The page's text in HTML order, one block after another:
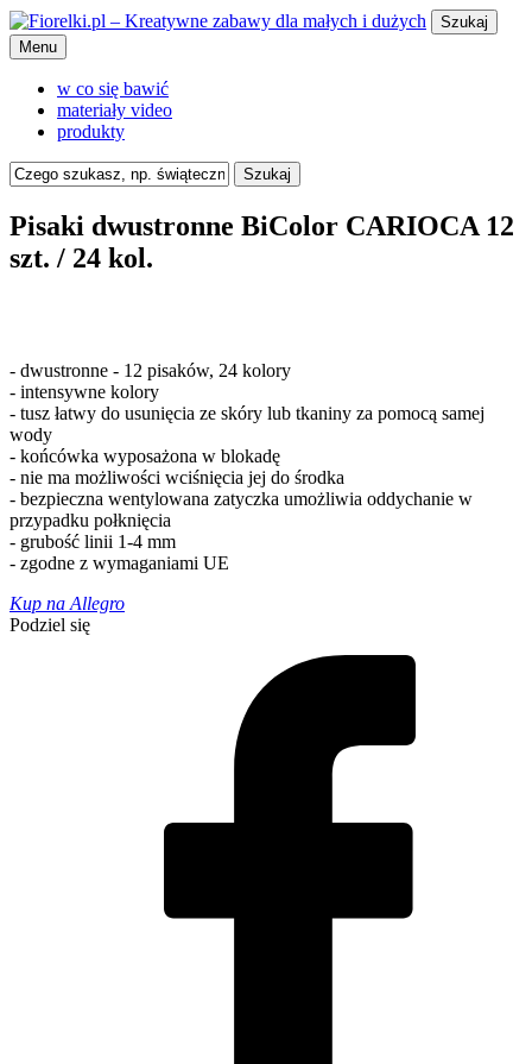
Szukaj
Menu
w co się bawić
materiały video
produkty
Szukaj
Pisaki dwustronne BiColor CARIOCA 12
szt. / 24 kol.
- dwustronne - 12 pisaków, 24 kolory
- intensywne kolory
- tusz łatwy do usunięcia ze skóry lub tkaniny za pomocą samej
wody
- końcówka wyposażona w blokadę
- nie ma możliwości wciśnięcia jej do środka
- bezpieczna wentylowana zatyczka umożliwia oddychanie w
przypadku połknięcia
- grubość linii 1-4 mm
- zgodne z wymaganiami UE
Kup na Allegro
Podziel się